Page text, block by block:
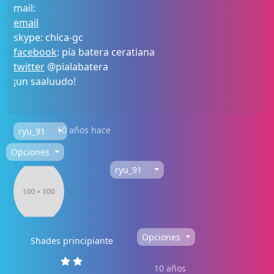
mail:
email
skype: chica-gc
facebook: pía batera ceratiana
twitter @pialabatera
¡un saaluudo!
ryu_91
10 años hace
Opciones
ryu_91
Shades principiante Opciones
10 años